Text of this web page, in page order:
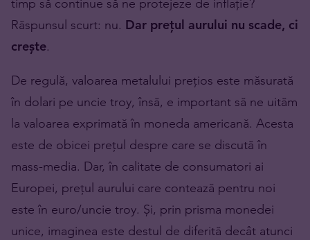
timp să continue să ne protejeze de inflație?
Răspunsul scurt: nu. Dar prețul aurului nu scade, ci
crește.
De regulă, valoarea metalului prețios este măsurată
în dolari pe uncie troy, însă, e important să ne uităm
la valoarea exprimată în moneda americană. Acesta
este de obicei prețul despre care se discută în
mass-media. Dar, în calitate de consumatori ai
Europei, prețul aurului care contează pentru noi
este în euro/uncie troy. Și, prin prisma monedei
unice, imaginea este destul de diferită decât atunci